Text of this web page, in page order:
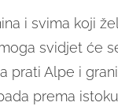
i svima koji
svidjet će
prati Alpe i
prema